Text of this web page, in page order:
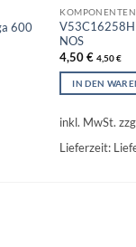
600
NOS
4,50€ 4,50€
IN DEN
inkl. MwSt.
Lieferzeit: